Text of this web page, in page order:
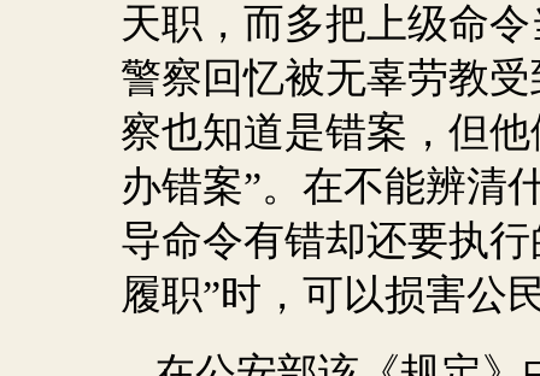
天职，而多把上级命
警察回忆被无辜劳教
察也知道是错案，但
办错案”。在不能辨清
导命令有错却还要执
履职”时，可以损害公